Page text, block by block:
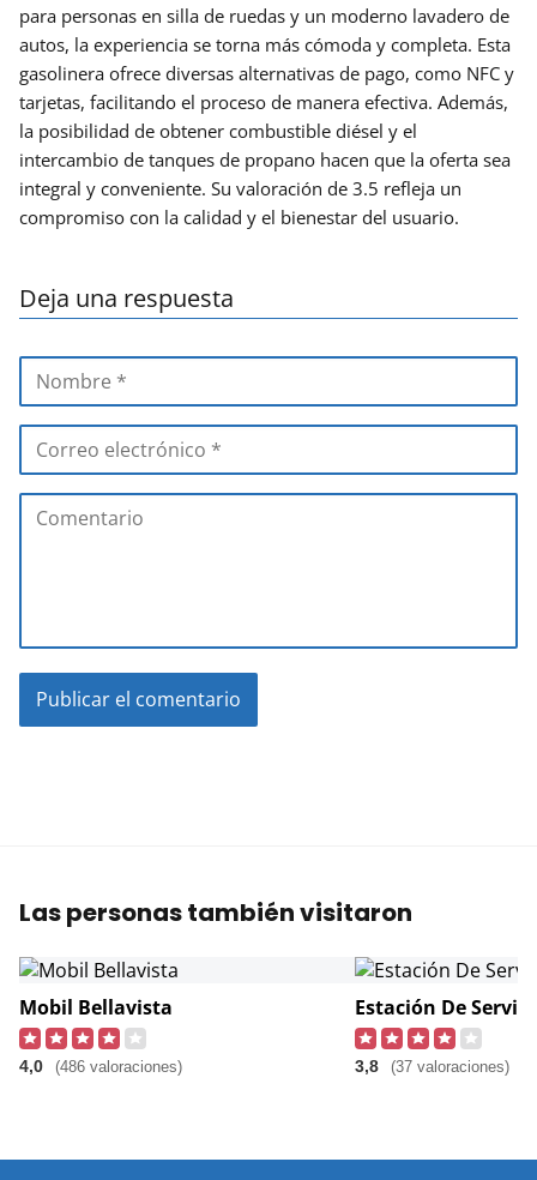
para personas en silla de ruedas y un moderno lavadero de
autos, la experiencia se torna más cómoda y completa. Esta
gasolinera ofrece diversas alternativas de pago, como NFC y
tarjetas, facilitando el proceso de manera efectiva. Además,
la posibilidad de obtener combustible diésel y el
intercambio de tanques de propano hacen que la oferta sea
integral y conveniente. Su valoración de 3.5 refleja un
compromiso con la calidad y el bienestar del usuario.
Deja una respuesta
Las personas también visitaron
Mobil Bellavista
4,0 (486 valoraciones)
Estación De
3,8 (37 valoraciones)